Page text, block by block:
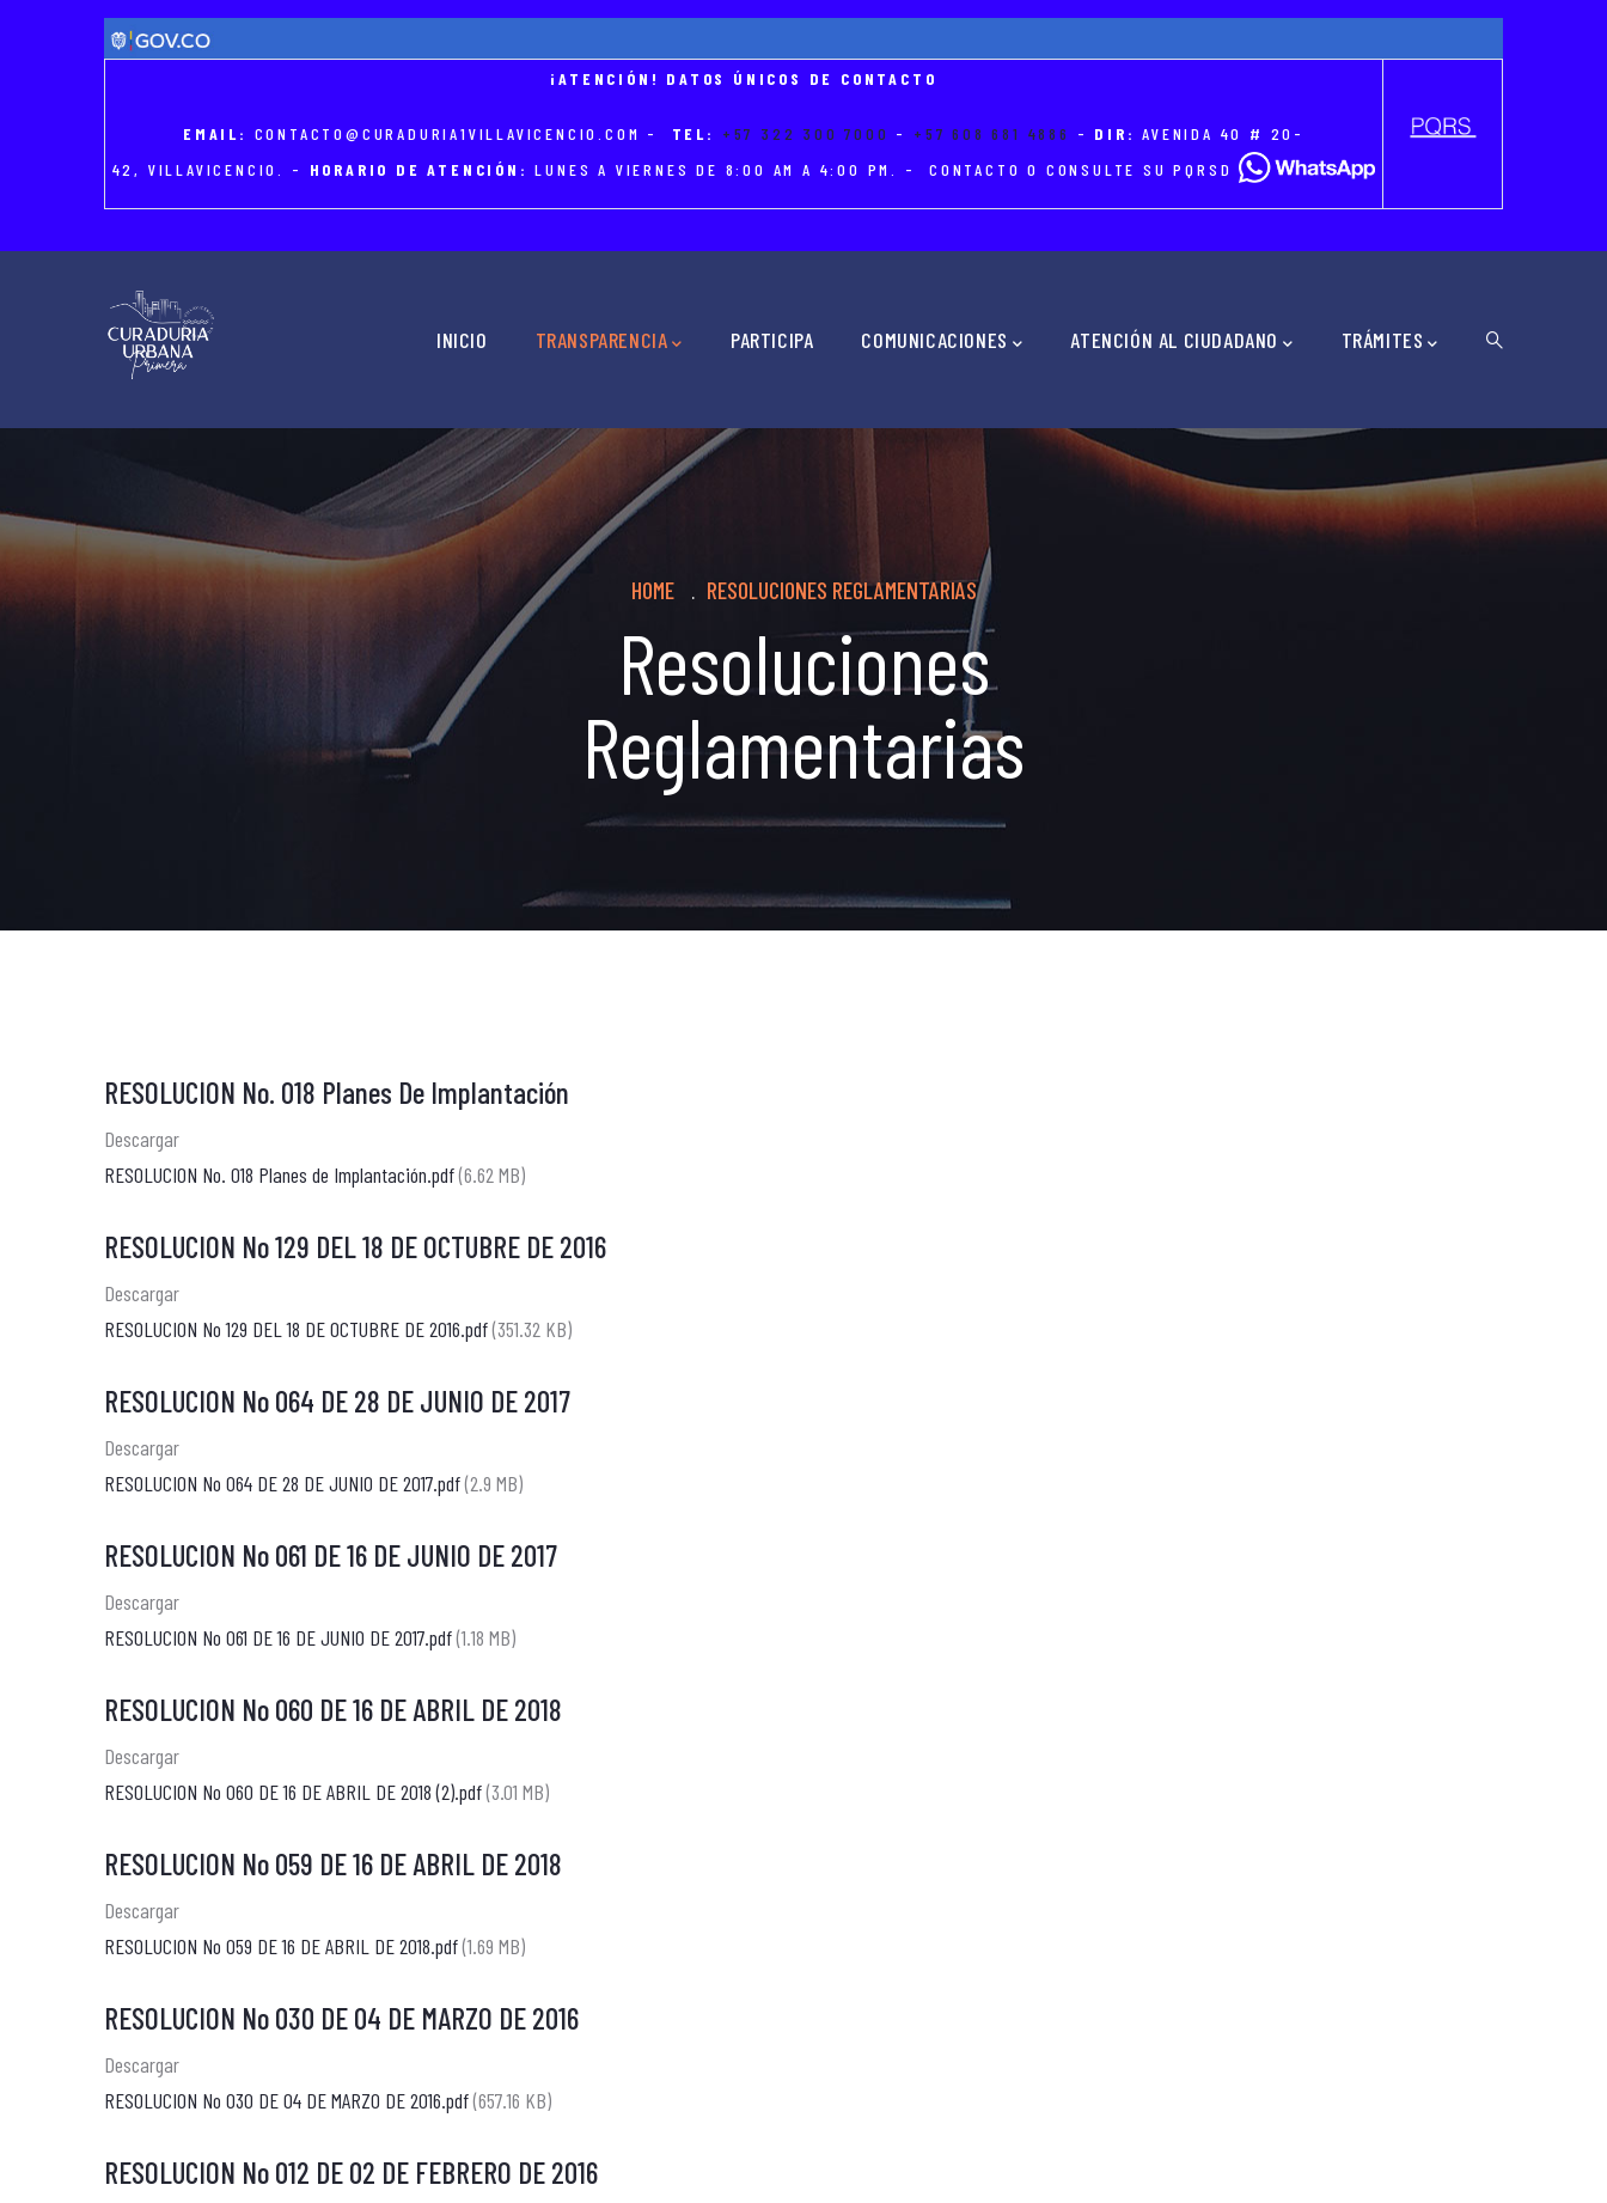
¡ATENCIÓN! DATOS ÚNICOS DE CONTACTO
EMAIL: CONTACTO@CURADURIA1VILLAVICENCIO.COM - TEL: +57 322 300 7000 - +57 608 681 4886 - DIR: AVENIDA 40 # 20-
42, VILLAVICENCIO. - HORARIO DE ATENCIÓN: LUNES A VIERNES DE 8:00 AM A 4:00 PM. - CONTACTO O CONSULTE SU PQRSD
INICIO TRANSPARENCIA PARTICIPA COMUNICACIONES ATENCIÓN AL CIUDADANO TRÁMITES
Breadcrumb
HOME . RESOLUCIONES REGLAMENTARIAS
Resoluciones
Reglamentarias
RESOLUCION No. 018 Planes De Implantación
Descargar
RESOLUCION No. 018 Planes de Implantación.pdf(6.62 MB)
RESOLUCION No 129 DEL 18 DE OCTUBRE DE 2016
Descargar
RESOLUCION No 129 DEL 18 DE OCTUBRE DE 2016.pdf(351.32 KB)
RESOLUCION No 064 DE 28 DE JUNIO DE 2017
Descargar
RESOLUCION No 064 DE 28 DE JUNIO DE 2017.pdf(2.9 MB)
RESOLUCION No 061 DE 16 DE JUNIO DE 2017
Descargar
RESOLUCION No 061 DE 16 DE JUNIO DE 2017.pdf(1.18 MB)
RESOLUCION No 060 DE 16 DE ABRIL DE 2018
Descargar
RESOLUCION No 060 DE 16 DE ABRIL DE 2018 (2).pdf(3.01 MB)
RESOLUCION No 059 DE 16 DE ABRIL DE 2018
Descargar
RESOLUCION No 059 DE 16 DE ABRIL DE 2018.pdf(1.69 MB)
RESOLUCION No 030 DE 04 DE MARZO DE 2016
Descargar
RESOLUCION No 030 DE 04 DE MARZO DE 2016.pdf(657.16 KB)
RESOLUCION No 012 DE 02 DE FEBRERO DE 2016